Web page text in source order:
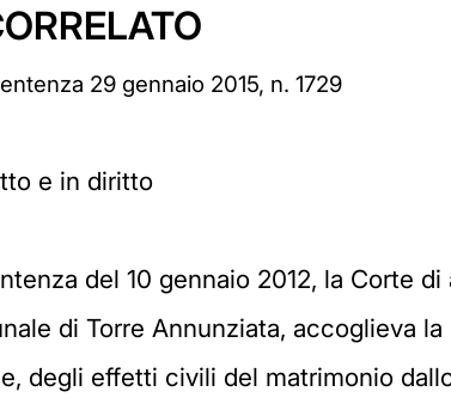
29 gennaio 2015, n. 1729
e in diritto
del 10 gennaio 2012, la Corte
di Torre Annunziata, accoglieva
degli effetti civili del matrimonio